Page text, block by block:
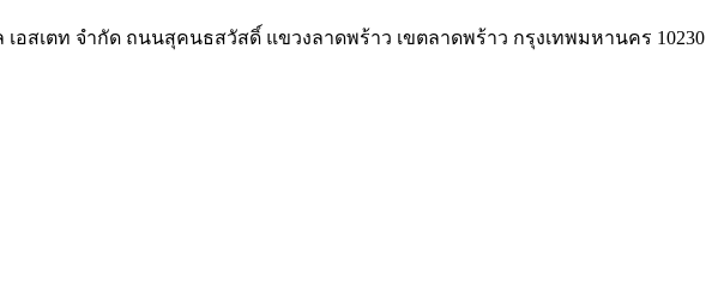
เอสเตท จำกัด ถนนสุคนธสวัสดิ์ แขวงลาดพร้าว เขตลาดพร้าว กรุงเทพมหานคร 10230